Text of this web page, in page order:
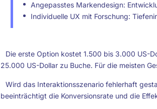
Angepasstes Markendesign:
Individuelle UX mit Forschung:
Die erste Option kostet 1.500 bis 3.000 US-
25.000 US-Dollar zu Buche. Für die meisten
Wird das Interaktionsszenario fehlerhaft
beeinträchtigt die Konversionsrate und die